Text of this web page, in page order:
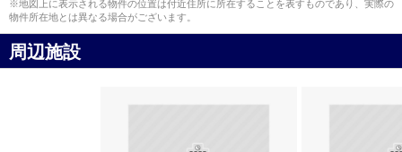
※地図上に表示される物件の位置は付近住所に所在することを表すものであり、実際の
物件所在地とは異なる場合がございます。
周辺施設